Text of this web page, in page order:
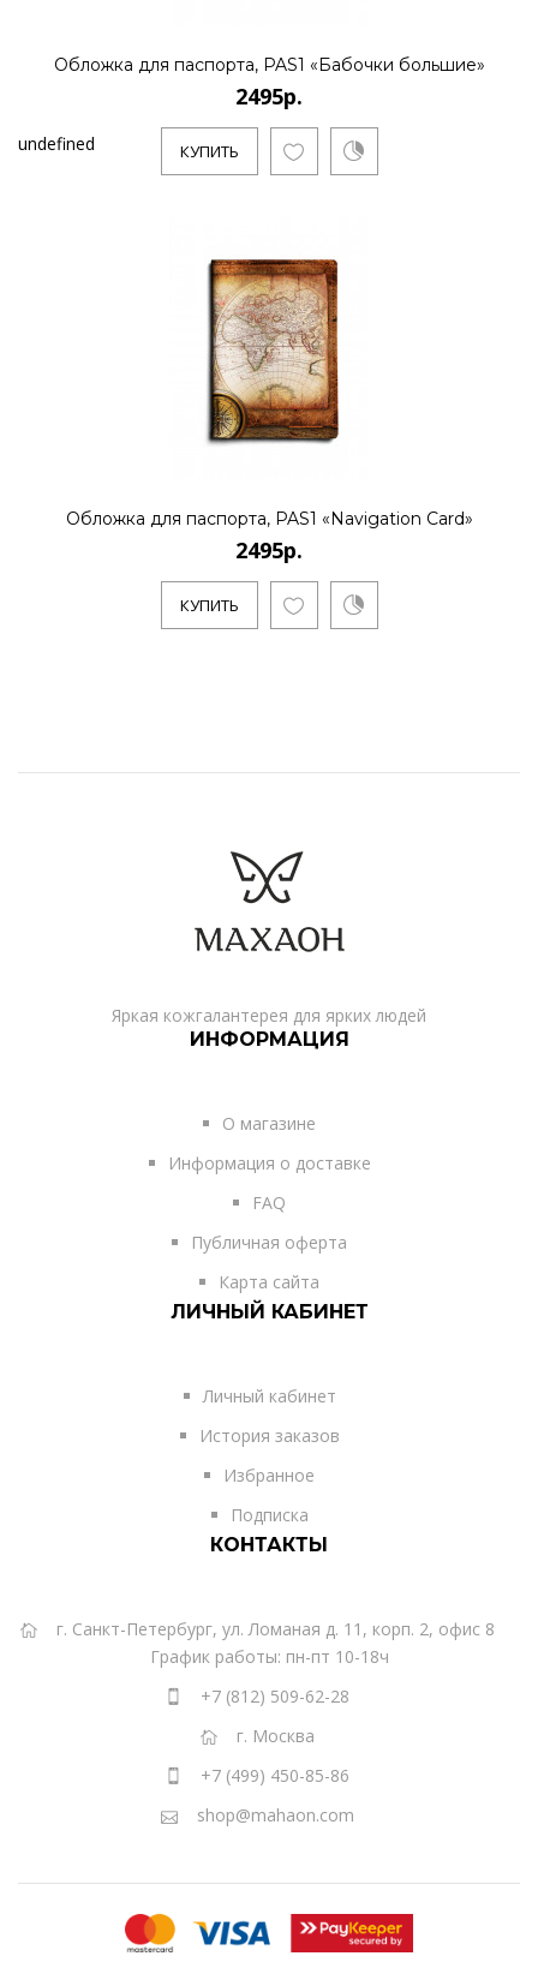
Обложка для паспорта, PAS1 «Бабочки большие»
2495р.
КУПИТЬ
undefined
Обложка для паспорта, PAS1 «Navigation Card»
2495р.
КУПИТЬ
Яркая кожгалантерея для ярких людей
ИНФОРМАЦИЯ
О магазине
Информация о доставке
FAQ
Публичная оферта
Карта сайта
ЛИЧНЫЙ КАБИНЕТ
Личный кабинет
История заказов
Избранное
Подписка
КОНТАКТЫ
г. Санкт-Петербург, ул. Ломаная д. 11, корп. 2, офис 8
График работы: пн-пт 10-18ч
+7 (812) 509-62-28
г. Москва
+7 (499) 450-85-86
shop@mahaon.com